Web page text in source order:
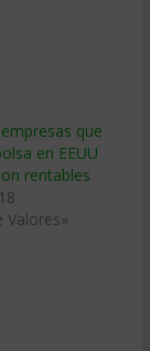
que
en EEUU
rentables
Valores»